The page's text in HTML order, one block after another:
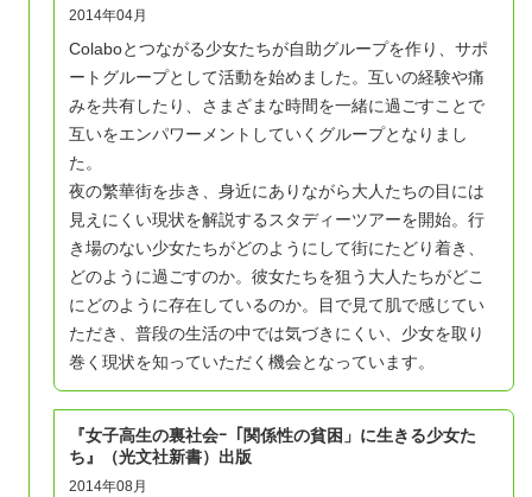
2014年04月
Colaboとつながる少女たちが自助グループを作り、サポ
ートグループとして活動を始めました。互いの経験や痛
みを共有したり、さまざまな時間を一緒に過ごすことで
互いをエンパワーメントしていくグループとなりまし
た。
夜の繁華街を歩き、身近にありながら大人たちの目には
見えにくい現状を解説するスタディーツアーを開始。行
き場のない少女たちがどのようにして街にたどり着き、
どのように過ごすのか。彼女たちを狙う大人たちがどこ
にどのように存在しているのか。目で見て肌で感じてい
ただき、普段の生活の中では気づきにくい、少女を取り
巻く現状を知っていただく機会となっています。
『女子高生の裏社会ｰ「関係性の貧困」に生きる少女た
ち』（光文社新書）出版
2014年08月